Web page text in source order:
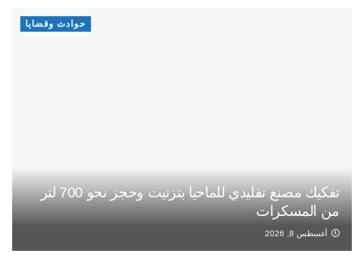
حوادث وقضايا
تفكيك مصنع تقليدي للماحيا بتزنيت وحجز نحو 700 لتر
من المسكرات
أغسطس 8, 2026